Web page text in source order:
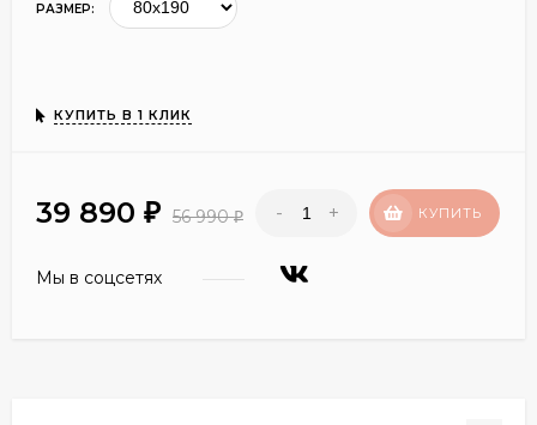
РАЗМЕР:
КУПИТЬ В 1 КЛИК
39 890 ₽ 56 990₽ - + КУПИТЬ
Мы в соцсетях